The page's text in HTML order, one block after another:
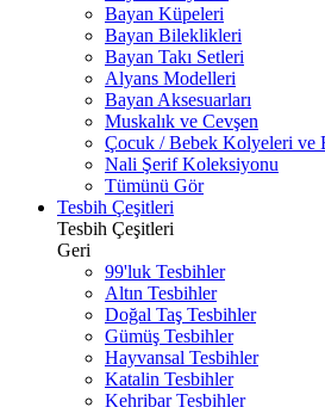
Bayan Küpeleri
Bayan Bileklikleri
Bayan Takı Setleri
Alyans Modelleri
Bayan Aksesuarları
Muskalık ve Cevşen
Çocuk / Bebek Kolyeleri ve
Nali Şerif Koleksiyonu
Tümünü Gör
Tesbih Çeşitleri
Tesbih Çeşitleri
Geri
99'luk Tesbihler
Altın Tesbihler
Doğal Taş Tesbihler
Gümüş Tesbihler
Hayvansal Tesbihler
Katalin Tesbihler
Kehribar Tesbihler